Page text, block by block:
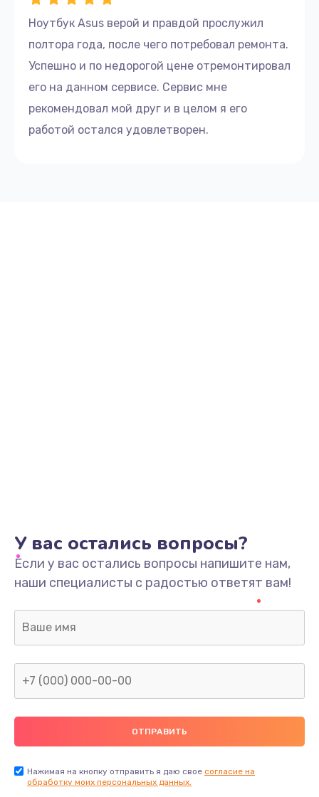
Ноутбук Asus верой и правдой прослужил
полтора года, после чего потребовал ремонта.
Успешно и по недорогой цене отремонтировал
его на данном сервисе. Сервис мне
рекомендовал мой друг и в целом я его
работой остался удовлетворен.
У вас остались вопросы?
Если у вас остались вопросы напишите нам,
наши специалисты с радостью ответят вам!
Нажимая на кнопку отправить я даю свое согласие на
обработку моих персональных данных.